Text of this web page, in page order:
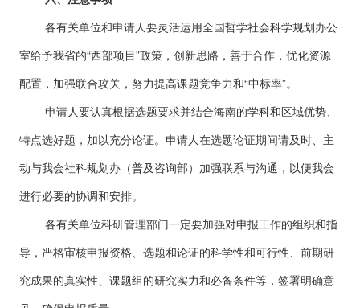
各有关单位和申请人要灵活运用全国哲学社会科学规划办公
室给予我省的“西部项目”政策，创新思路，善于合作，优化资源
配置，加强联合攻关，努力提高课题竞争力和“中标率”。
申请人要认真根据选题要求并结合海南的学科和区域优势、
特点选好题，加以充分论证。申请人在选题论证期间请及时、主
动与我会社科规划办（普及咨询部）加强联系与沟通，以便我会
进行必要的协调和安排。
各有关单位科研管理部门一定要加强对申报工作的组织和指
导，严格审核申报资格、选题和论证的科学性和可行性、前期研
究成果的真实性、课题组的研究实力和必备条件等，签署明确意